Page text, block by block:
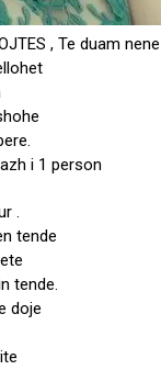
, Te duam
.
tende
tende.
doje